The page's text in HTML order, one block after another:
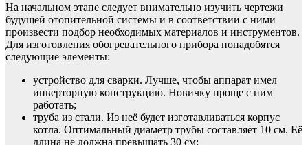
На начальном этапе следует внимательно изучить чертежи
будущей отопительной системы и в соответствии с ними
произвести подбор необходимых материалов и инструментов.
Для изготовления обогревательного прибора понадобятся
следующие элементы:
устройство для сварки. Лучше, чтобы аппарат имел
инверторную конструкцию. Новичку проще с ним
работать;
труба из стали. Из неё будет изготавливаться корпус
котла. Оптимальный диаметр трубы составляет 10 см. Её
длина не должна превышать 30 см;